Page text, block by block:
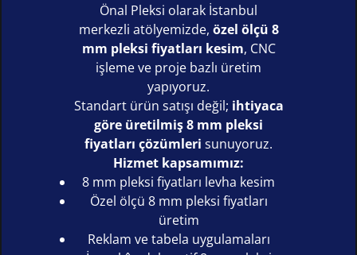
Önal Pleksi olarak İstanbul
merkezli atölyemizde, özel ölçü 8
mm pleksi fiyatları kesim, CNC
işleme ve proje bazlı üretim
yapıyoruz.
Standart ürün satışı değil; ihtiyaca
göre üretilmiş 8 mm pleksi
fiyatları çözümleri sunuyoruz.
Hizmet kapsamımız:
8 mm pleksi fiyatları levha kesim
Özel ölçü 8 mm pleksi fiyatları
üretim
Reklam ve tabela uygulamaları